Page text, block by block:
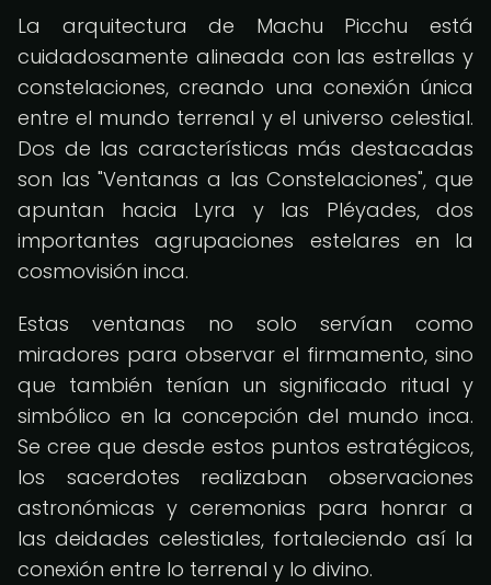
La arquitectura de Machu Picchu está
cuidadosamente alineada con las estrellas y
constelaciones, creando una conexión única
entre el mundo terrenal y el universo celestial.
Dos de las características más destacadas
son las "Ventanas a las Constelaciones", que
apuntan hacia Lyra y las Pléyades, dos
importantes agrupaciones estelares en la
cosmovisión inca.
Estas ventanas no solo servían como
miradores para observar el firmamento, sino
que también tenían un significado ritual y
simbólico en la concepción del mundo inca.
Se cree que desde estos puntos estratégicos,
los sacerdotes realizaban observaciones
astronómicas y ceremonias para honrar a
las deidades celestiales, fortaleciendo así la
conexión entre lo terrenal y lo divino.